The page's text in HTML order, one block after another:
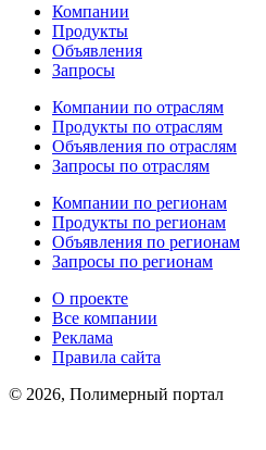
Компании
Продукты
Объявления
Запросы
Компании по отраслям
Продукты по отраслям
Объявления по отраслям
Запросы по отраслям
Компании по регионам
Продукты по регионам
Объявления по регионам
Запросы по регионам
О проекте
Все компании
Реклама
Правила сайта
© 2026, Полимерный портал